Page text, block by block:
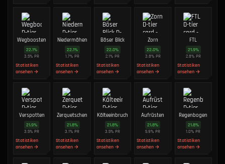
Wegboosten
22.1%
3.5%PR
Statistiken
ansehen →
Niedermähen
22.1%
1.7% PR
Statistiken
ansehen →
Böser Blick
22.0%
2.1% PR
Statistiken
ansehen →
Zorn
22.0%
3.8% PR
Statistiken
ansehen →
FTL
21.9%
2.8% PR
Statistiken
ansehen →
Verspotten
21.9%
3.5%PR
Statistiken
ansehen →
Zerquetschen
21.8%
3.1%PR
Statistiken
ansehen →
Kälteeinbruch
21.8%
3.5% PR
Statistiken
ansehen →
Aufrüsten
21.8%
5.9%PR
Statistiken
ansehen →
Regenbogen
21.8%
1.0%PR
Statistiken
ansehen →